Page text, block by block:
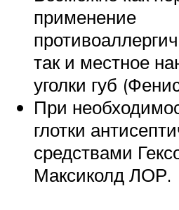
применение
так и местное
уголки губ
При
глотки
средствами
Максиколд ЛОР.